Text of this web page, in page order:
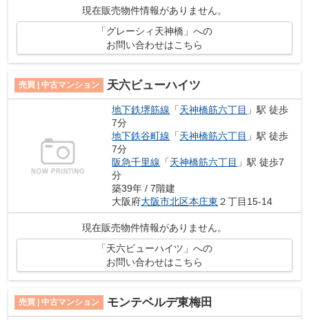
現在販売物件情報がありません。
「グレーシィ天神橋」への
お問い合わせはこちら
売買 | 中古マンション 天六ビューハイツ
地下鉄堺筋線 「天神橋筋六丁目 」駅 徒歩
7分
地下鉄谷町線 「天神橋筋六丁目 」駅 徒歩
7分
阪急千里線 「天神橋筋六丁目 」駅 徒歩7
分
築39年 / 7階建
大阪府大阪市北区本庄東 ２丁目15-14
現在販売物件情報がありません。
「天六ビューハイツ」への
お問い合わせはこちら
売買 | 中古マンション モンテベルデ東梅田